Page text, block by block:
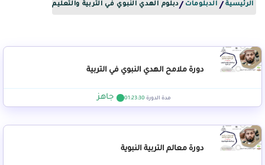
الرئيسية / الدبلومات /دبلوم الهدي النبوي في التربية والتعليم
دورة ملامح الهدي النبوي في التربية
مدة الدورة 01:23:30 جاهز
دورة معالم التربية النبوية